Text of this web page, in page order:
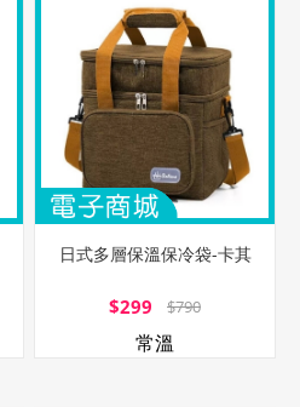
日式多層保溫保冷袋-卡其
$299 $790
常溫